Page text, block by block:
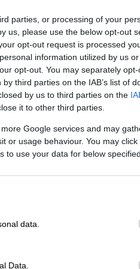
parties, or processing of your
us, please use the below opt-out
opt-out request is processed
information utilized by us
opt-out. You may separately
third parties on the IAB’s list of
by us to third parties on the
it to other third parties.
Google services and may
or usage behaviour. You may
to use your data for below
data.
Data.
από την
Οι
τα ανοιχτά
την